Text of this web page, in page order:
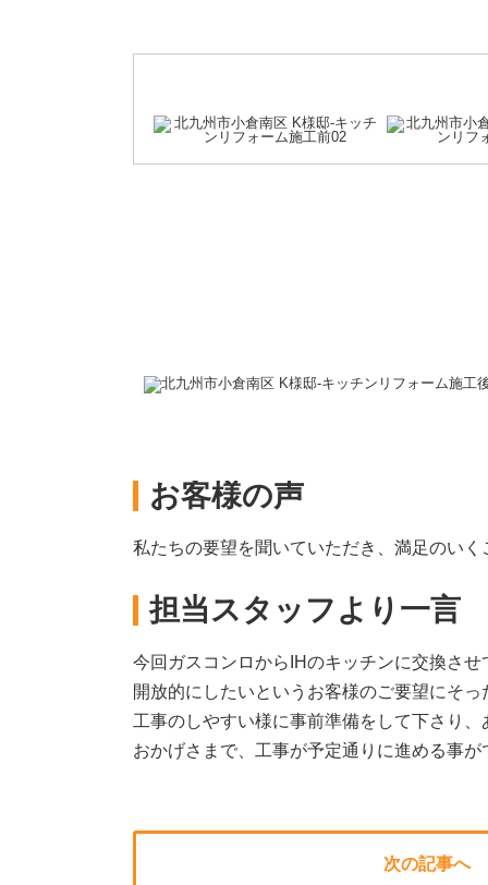
お客様の声
私たちの要望を聞いていただき、満足のい
担当スタッフより一言
今回ガスコンロからIHのキッチンに交換さ
開放的にしたいというお客様のご要望にそ
工事のしやすい様に事前準備をして下さり
おかげさまで、工事が予定通りに進める事が
次の記事へ